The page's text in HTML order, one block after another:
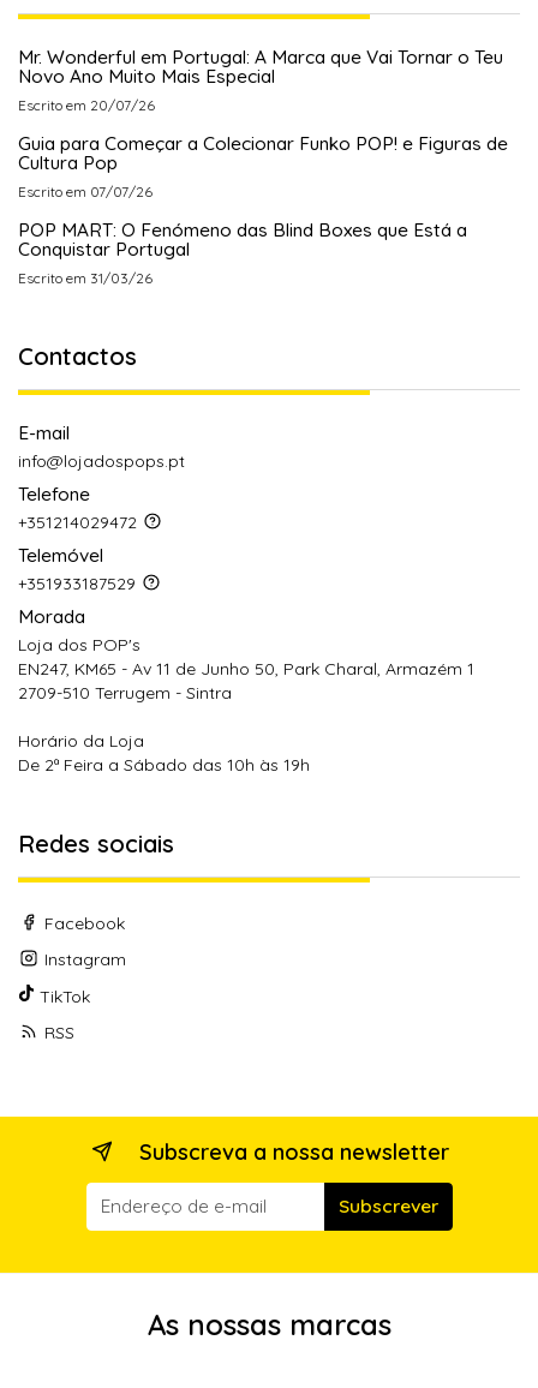
Mr. Wonderful em Portugal: A Marca que Vai Tornar o Teu
Novo Ano Muito Mais Especial
Escrito em 20/07/26
Guia para Começar a Colecionar Funko POP! e Figuras de
Cultura Pop
Escrito em 07/07/26
POP MART: O Fenómeno das Blind Boxes que Está a
Conquistar Portugal
Escrito em 31/03/26
Contactos
E-mail
info@lojadospops.pt
Telefone
+351214029472
Telemóvel
+351933187529
Morada
Loja dos POP's
EN247, KM65 - Av 11 de Junho 50, Park Charal, Armazém 1
2709-510 Terrugem - Sintra
Horário da Loja
De 2ª Feira a Sábado das 10h às 19h
Redes sociais
Facebook
Instagram
TikTok
RSS
Subscreva a nossa newsletter
Subscrever
As nossas marcas